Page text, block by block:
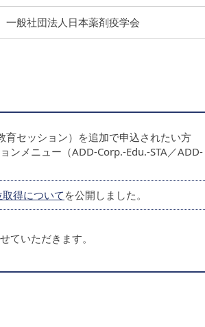
般社団法人日本薬剤疫学会
セッション）を追加で申込されたい方
ンメニュー（ADD-Corp.-Edu.-STA／ADD-
得についてを公開しました。
ていただきます。